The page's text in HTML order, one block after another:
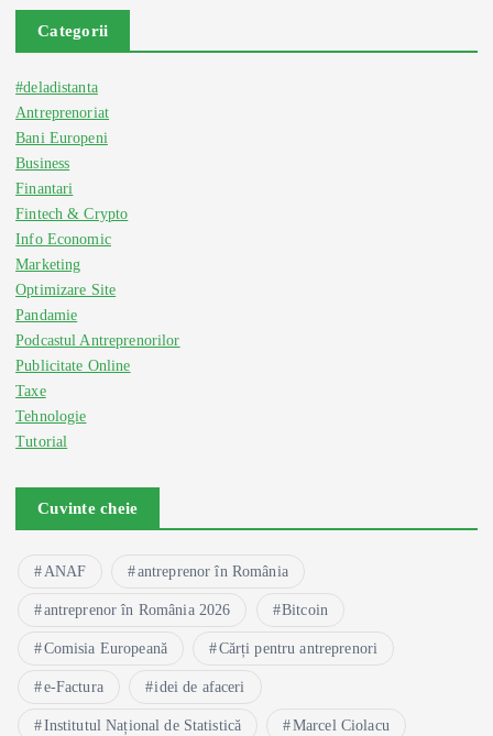
Categorii
#deladistanta
Antreprenoriat
Bani Europeni
Business
Finantari
Fintech & Crypto
Info Economic
Marketing
Optimizare Site
Pandamie
Podcastul Antreprenorilor
Publicitate Online
Taxe
Tehnologie
Tutorial
Cuvinte cheie
ANAF antreprenor în România
antreprenor în România 2026 Bitcoin
Comisia Europeană Cărți pentru antreprenori
e-Factura idei de afaceri
Institutul Național de Statistică Marcel Ciolacu